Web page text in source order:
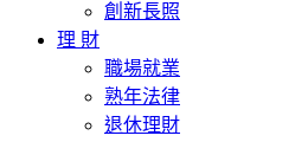
創新長照
理 財
職場就業
熟年法律
退休理財